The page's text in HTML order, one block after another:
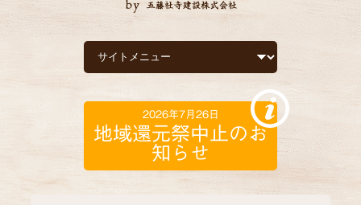
2026年7月26日
地域還元祭中止のお
知らせ